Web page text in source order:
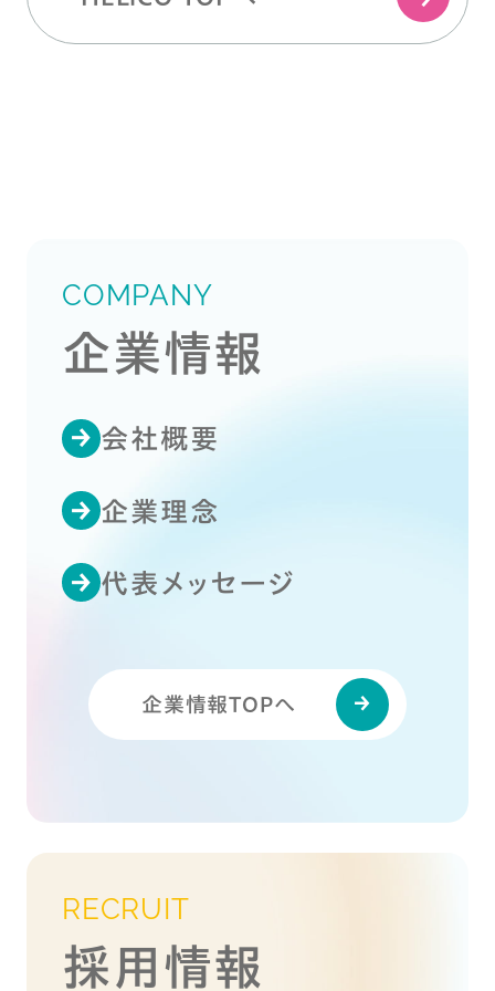
COMPANY
企業情報
会社概要
企業理念
代表メッセージ
企業情報TOPへ
RECRUIT
採用情報